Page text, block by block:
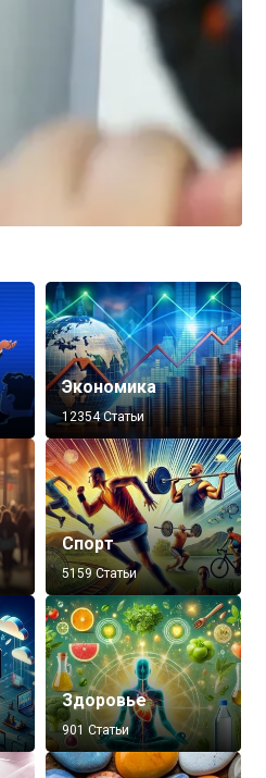
Экономика
12354 Статьи
Спорт
5159 Статьи
Здоровье
901 Статьи